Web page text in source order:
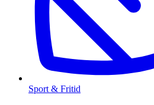
Sport & Fritid